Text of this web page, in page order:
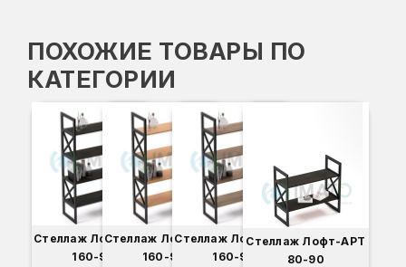
ПОХОЖИЕ ТОВАРЫ ПО
КАТЕГОРИИ
Стеллаж Лофт-АРТ
160-90
Стеллаж Лофт-АРТ
160-90
Стеллаж Лофт-АРТ
160-90
Стеллаж Лофт-АРТ
80-90